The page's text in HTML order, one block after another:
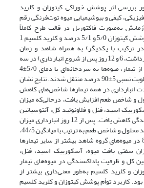
بررسی اثر پوشش خوراکی کیتوزان و کلرید
کیفی و بیوشیمیایی میوه توت‌فرنگی رقم
به‌صورت فاکتوریل در قالب طرح کاملاً
تصادفی با 5 تیمار (پوشش کیتوزان 5/0 و 5/1 درصد و کلرید کلسیم 1
ترکیب با یکدیگر) به همراه شاهد و زمان
نمونه‌برداری (زمان برداشت، 6 و 12 روز پس از شروع انبارداری) در سه
تکرار اجرا شد. پس از تیمار، میوه‌ها به سردخانه‌ای با دمای 5/0±4
درجه‌سانتی‌گراد و رطوبت نسبی 5±90 درصد منتقل شدند. نتایج نشان
انبارداری در همه تیمارها شاخص‌های کاهش
و شاخص طعم افزایش یافت، درحالی‌که میزان
اسید، فنل و فلاونوئید کل، آنتوسیانین
کل و ظرفیت پاداکسندگی کاهش یافت. پس از 12 روز انبارداری میزان
کاهش وزن‌، مواد جامد محلول و شاخص طعم به ترتیب با میانگین 44/5،
89/11 درصد و 86/9 در میوه‌های گروه شاهد بیشتر از سایر تیمارها
سفتی بافت میوه، آسکوربیک اسید، فنل،
کل و ظرفیت پاداکسندگی در میوه‌های تیمار
و کلرید کلسیم به‌طور معنی‌داری بیشتر از
کاربرد توأم پوشش کیتوزان و کلرید کلسیم